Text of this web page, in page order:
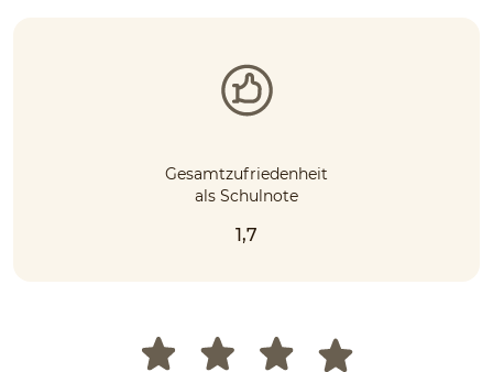
Gesamtzufriedenheit
als Schulnote
1,7